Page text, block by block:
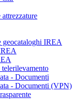
geocataloghi IREA
- Documenti
- Documenti (VPN)